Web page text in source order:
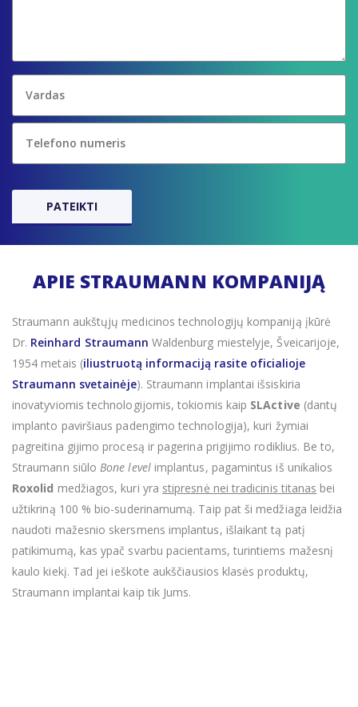
APIE STRAUMANN KOMPANIJĄ
Straumann aukštųjų medicinos technologijų kompaniją įkūrė
Dr. Reinhard Straumann Waldenburg miestelyje, Šveicarijoje,
1954 metais (iliustruotą informaciją rasite oficialioje
Straumann svetainėje). Straumann implantai išsiskiria
inovatyviomis technologijomis, tokiomis kaip SLActive (dantų
implanto paviršiaus padengimo technologija), kuri žymiai
pagreitina gijimo procesą ir pagerina prigijimo rodiklius. Be to,
Straumann siūloBone levelimplantus, pagamintus iš unikalios
Roxolid medžiagos, kuri yra stipresnė nei tradicinis titanas bei
užtikriną 100 % bio-suderinamumą. Taip pat ši medžiaga leidžia
naudoti mažesnio skersmens implantus, išlaikant tą patį
patikimumą, kas ypač svarbu pacientams, turintiems mažesnį
kaulo kiekį. Tad jei ieškote aukščiausios klasės produktų,
Straumann implantai kaip tik Jums.